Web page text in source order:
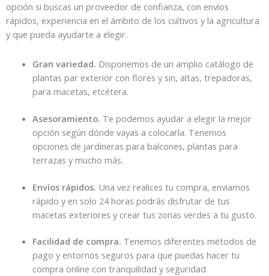
opción si buscas un proveedor de confianza, con envíos
rápidos, experiencia en el ámbito de los cultivos y la agricultura
y que pueda ayudarte a elegir.
Gran variedad. Disponemos de un amplio catálogo de
plantas par exterior con flores y sin, altas, trepadoras,
para macetas, etcétera.
Asesoramiento. Te podemos ayudar a elegir la mejor
opción según dónde vayas a colocarla. Tenemos
opciones de jardineras para balcones, plantas para
terrazas y mucho más.
Envíos rápidos. Una vez realices tu compra, enviamos
rápido y en solo 24 horas podrás disfrutar de tus
macetas exteriores y crear tus zonas verdes a tu gusto.
Facilidad de compra. Tenemos diferentes métodos de
pago y entornos seguros para que puedas hacer tu
compra online con tranquilidad y seguridad.